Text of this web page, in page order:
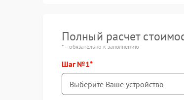
Полный расчет
* – обязательно к заполнению
Шаг №1